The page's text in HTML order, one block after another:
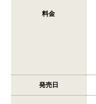
料金
発売日